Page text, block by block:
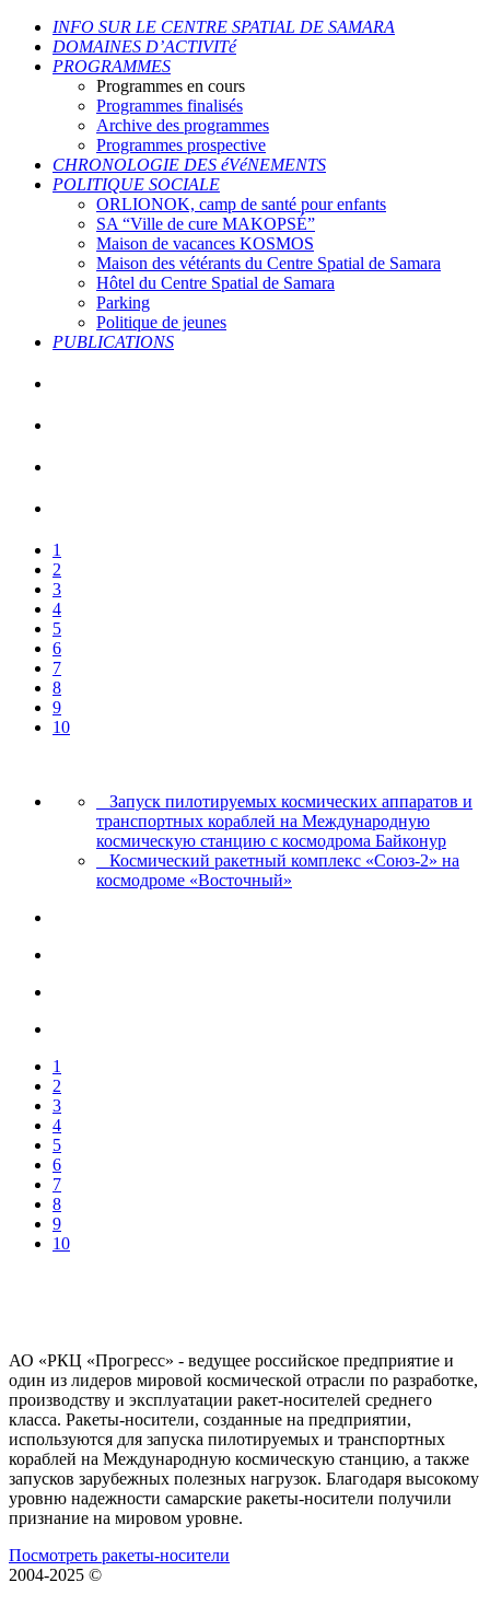
INFO SUR LE CENTRE SPATIAL DE SAMARA
DOMAINES D’ACTIVITé
PROGRAMMES
Programmes en cours
Programmes finalisés
Archive des programmes
Programmes prospective
CHRONOLOGIE DES éVéNEMENTS
POLITIQUE SOCIALE
ORLIONOK, camp de santé pour enfants
SA “Ville de cure MAKOPSÉ”
Maison de vacances KOSMOS
Maison des vétérants du Centre Spatial de Samara
Hôtel du Centre Spatial de Samara
Parking
Politique de jeunes
PUBLICATIONS
1
2
3
4
5
6
7
8
9
10
Запуск пилотируемых космических аппаратов и
транспортных кораблей на Международную
космическую станцию с космодрома Байконур
Космический ракетный комплекс «Союз-2» на
космодроме «Восточный»
1
2
3
4
5
6
7
8
9
10
АО «РКЦ «Прогресс» - ведущее российское предприятие и
один из лидеров мировой космической отрасли по разработке,
производству и эксплуатации ракет-носителей среднего
класса. Ракеты-носители, созданные на предприятии,
используются для запуска пилотируемых и транспортных
кораблей на Международную космическую станцию, а также
запусков зарубежных полезных нагрузок. Благодаря высокому
уровню надежности самарские ракеты-носители получили
признание на мировом уровне.
Посмотреть ракеты-носители
2004-2025 ©